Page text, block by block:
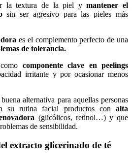
la textura de la piel ymantener el
sin ser agresivo para las pieles más
es el complemento perfecto de una
de tolerancia.
componente clave en peelings
irritante y por ocasionar menos
alternativa para aquellas personas
su rutina facial productos con alta
(glicólicos, retinol…) y que
de sensibilidad.
extracto glicerinado de té